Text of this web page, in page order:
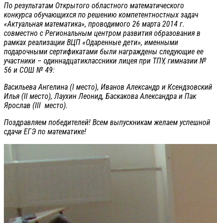
По результатам Открытого областного математического
конкурса обучающихся по решению компетентностных задач
«Актуальная математика», проводимого 26 марта 2014 г.
совместно с Региональным центром развития образования в
рамках реализации ВЦП «Одаренные дети», именными
подарочными сертификатами были награждены следующие ее
участники – одиннадцатиклассники лицея при ТПУ, гимназии №
56 и СОШ № 49:
Васильева Ангелина (I место), Иванов Александр и Ксендзовский
Илья (II место), Лаухин Леонид, Баскакова Александра и Пак
Ярослав (III место).
Поздравляем победителей! Всем выпускникам желаем успешной
сдачи ЕГЭ по математике!